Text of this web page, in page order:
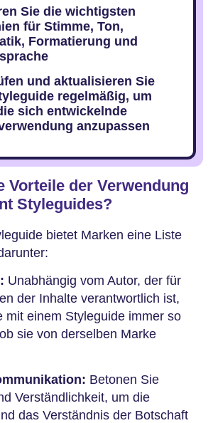
Sie die wichtigsten
für Stimme, Ton,
Formatierung und
und aktualisieren Sie
regelmäßig, um
sich entwickelnde
anzupassen
Vorteile der Verwendung
Styleguides?
bietet Marken eine Liste
Unabhängig vom Autor, der für
der Inhalte verantwortlich ist,
mit einem Styleguide immer so
sie von derselben Marke
Betonen Sie
Verständlichkeit, um die
das Verständnis der Botschaft